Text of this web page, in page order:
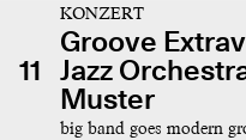
11
KONZERT
Groove
Jazz
Muster
big band goes modern